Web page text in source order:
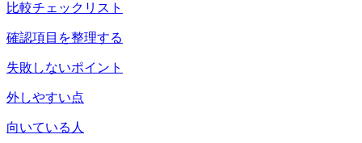
比較チェックリスト
確認項目を整理する
失敗しないポイント
外しやすい点
向いている人